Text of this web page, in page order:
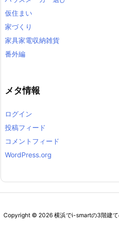
仮住まい
家づくり
家具家電収納雑貨
番外編
メタ情報
ログイン
投稿フィード
コメントフィード
WordPress.org
Copyright © 2026 横浜でi-smartの3階建て